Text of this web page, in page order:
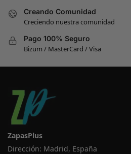
Creando Comunidad
Creciendo nuestra comunidad
Pago 100% Seguro
Bizum / MasterCard / Visa
ZapasPlus
Dirección: Madrid, España